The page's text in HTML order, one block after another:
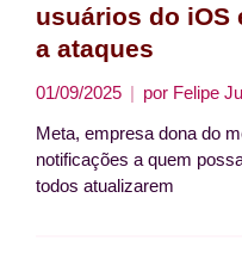
usuários do iOS
a ataques
01/09/2025 por Felipe
Meta, empresa dona do
notificações a quem
todos atualizarem